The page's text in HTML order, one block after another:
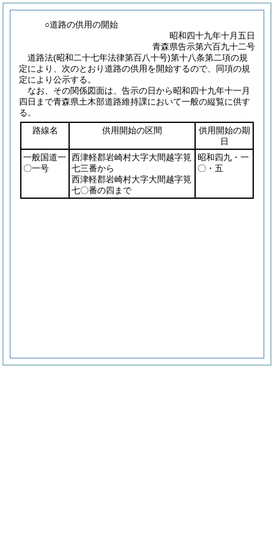
○道路の供用の開始
昭和四十九年十月五日
青森県告示第六百九十二号
道路法(昭和二十七年法律第百八十号)第十八条第二項の規
定により、次のとおり道路の供用を開始するので、同項の規
定により公示する。
なお、その関係図面は、告示の日から昭和四十九年十一月
四日まで青森県土木部道路維持課において一般の縦覧に供す
る。
路線名
供用開始の区間
供用開始の期
日
一般国道一
〇一号
西津軽郡岩崎村大字大間越字筧
七三番から
西津軽郡岩崎村大字大間越字筧
七〇番の四まで
昭和四九・一
〇・五